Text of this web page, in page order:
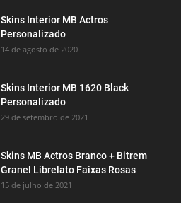
Skins Interior MB Actros
Personalizado
14 de agosto de 2020
Skins Interior MB 1620 Black
Personalizado
29 de setembro de 2021
Skins MB Actros Branco + Bitrem
Granel Librelato Faixas Rosas
15 de julho de 2021